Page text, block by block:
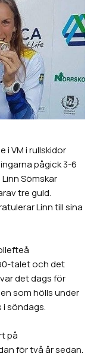
i VM i rullskidor
pågick 3-6
Sömskar
tre guld.
Linn till sina
talet och det
det dags för
som hölls under
söndags.
på
för två år sedan.